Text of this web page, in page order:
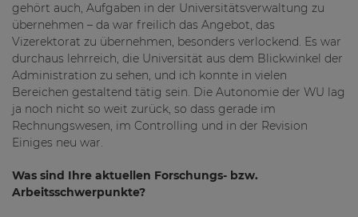
gehört auch, Aufgaben in der Universitätsverwaltung zu
übernehmen – da war freilich das Angebot, das
Vizerektorat zu übernehmen, besonders verlockend. Es war
durchaus lehrreich, die Universität aus dem Blickwinkel der
Administration zu sehen, und ich konnte in vielen
Bereichen gestaltend tätig sein. Die Autonomie der WU lag
ja noch nicht so weit zurück, so dass gerade im
Rechnungswesen, im Controlling und in der Revision
Einiges neu war.
Was sind Ihre aktuellen Forschungs- bzw.
Arbeitsschwerpunkte?